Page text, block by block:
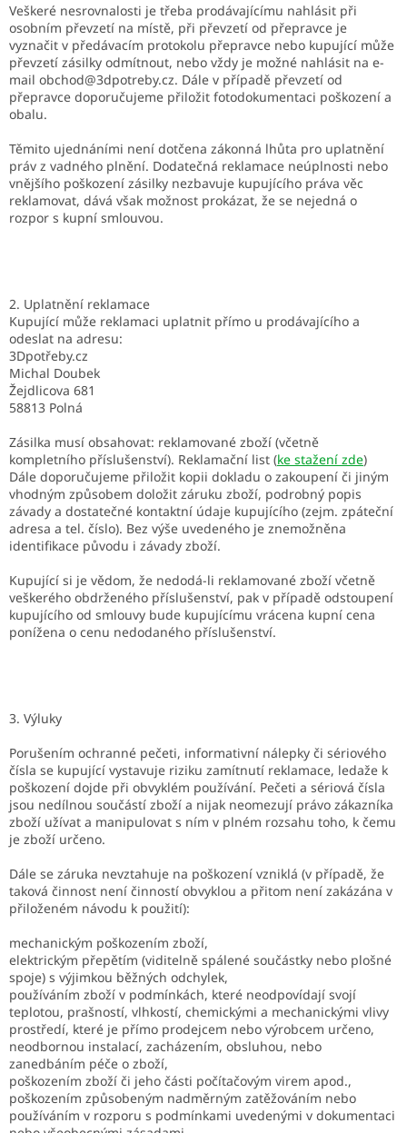
Veškeré nesrovnalosti je třeba prodávajícímu nahlásit při
osobním převzetí na místě, při převzetí od přepravce je
vyznačit v předávacím protokolu přepravce nebo kupující může
převzetí zásilky odmítnout, nebo vždy je možné nahlásit na e-
mail obchod@3dpotreby.cz. Dále v případě převzetí od
přepravce doporučujeme přiložit fotodokumentaci poškození a
obalu.
Těmito ujednáními není dotčena zákonná lhůta pro uplatnění
práv z vadného plnění. Dodatečná reklamace neúplnosti nebo
vnějšího poškození zásilky nezbavuje kupujícího práva věc
reklamovat, dává však možnost prokázat, že se nejedná o
rozpor s kupní smlouvou.
2. Uplatnění reklamace
Kupující může reklamaci uplatnit přímo u prodávajícího a
odeslat na adresu:
3Dpotřeby.cz
Michal Doubek
Žejdlicova 681
58813 Polná
Zásilka musí obsahovat: reklamované zboží (včetně
kompletního příslušenství). Reklamační list (ke stažení zde)
Dále doporučujeme přiložit kopii dokladu o zakoupení či jiným
vhodným způsobem doložit záruku zboží, podrobný popis
závady a dostatečné kontaktní údaje kupujícího (zejm. zpáteční
adresa a tel. číslo). Bez výše uvedeného je znemožněna
identifikace původu i závady zboží.
Kupující si je vědom, že nedodá-li reklamované zboží včetně
veškerého obdrženého příslušenství, pak v případě odstoupení
kupujícího od smlouvy bude kupujícímu vrácena kupní cena
ponížena o cenu nedodaného příslušenství.
3. Výluky
Porušením ochranné pečeti, informativní nálepky či sériového
čísla se kupující vystavuje riziku zamítnutí reklamace, ledaže k
poškození dojde při obvyklém používání. Pečeti a sériová čísla
jsou nedílnou součástí zboží a nijak neomezují právo zákazníka
zboží užívat a manipulovat s ním v plném rozsahu toho, k čemu
je zboží určeno.
Dále se záruka nevztahuje na poškození vzniklá (v případě, že
taková činnost není činností obvyklou a přitom není zakázána v
přiloženém návodu k použití):
mechanickým poškozením zboží,
elektrickým přepětím (viditelně spálené součástky nebo plošné
spoje) s výjimkou běžných odchylek,
používáním zboží v podmínkách, které neodpovídají svojí
teplotou, prašností, vlhkostí, chemickými a mechanickými vlivy
prostředí, které je přímo prodejcem nebo výrobcem určeno,
neodbornou instalací, zacházením, obsluhou, nebo
zanedbáním péče o zboží,
poškozením zboží či jeho části počítačovým virem apod.,
poškozením způsobeným nadměrným zatěžováním nebo
používáním v rozporu s podmínkami uvedenými v dokumentaci